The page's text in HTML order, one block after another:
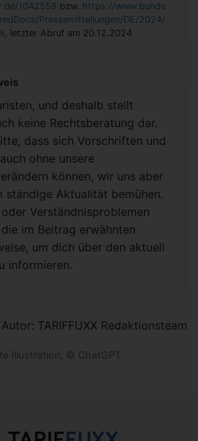
1042558 bzw. https://www.bunde
Pressemitteilungen/DE/2024/
, letzter Abruf am 20.12.2024
und deshalb stellt
keine Rechtsberatung dar.
dass sich Vorschriften und
ohne unsere
können, wir uns aber
ständige Aktualität bemühen.
Verständnisproblemen
im Beitrag erwähnten
um dich über den aktuell
informieren.
Autor: TARIFFUXX Redaktionsteam
Illustration, © ChatGPT